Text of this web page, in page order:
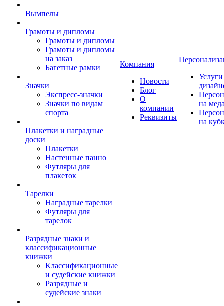
Вымпелы
Грамоты и дипломы
Грамоты и дипломы
Грамоты и дипломы
на заказ
Багетные рамки
Значки
Экспресс-значки
Значки по видам
спорта
Плакетки и наградные
доски
Плакетки
Настенные панно
Футляры для
плакеток
Тарелки
Наградные тарелки
Футляры для
тарелок
Разрядные знаки и
классификационные
книжки
Классификационные
и судейские книжки
Разрядные и
судейские знаки
Компания
Новости
Блог
О
компании
Реквизиты
Услуги
на
на